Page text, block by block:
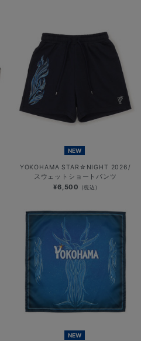
NEW
YOKOHAMA STAR☆NIGHT 2026/
スウェットショートパンツ
¥6,500 (税込)
NEW